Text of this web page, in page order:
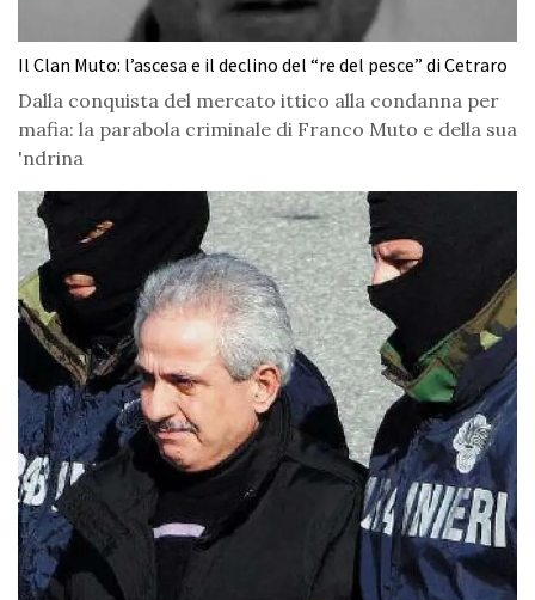
Il Clan Muto: l’ascesa e il declino del “re del pesce” di Cetraro
Dalla conquista del mercato ittico alla condanna per
mafia: la parabola criminale di Franco Muto e della sua
'ndrina